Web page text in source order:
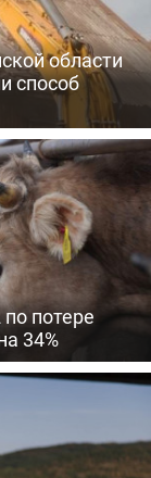
области
способ
потере
34%